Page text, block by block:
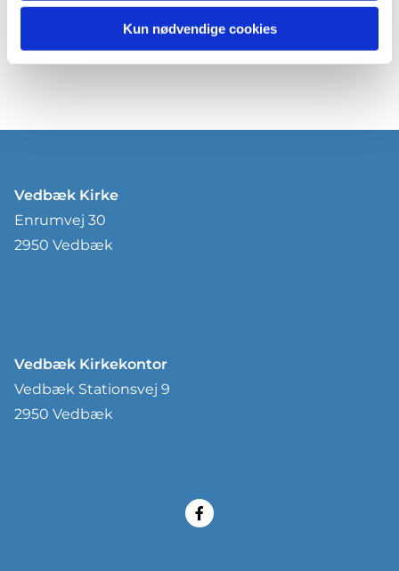
Kun nødvendige cookies
Vedbæk Kirke
Enrumvej 30
2950 Vedbæk
Vedbæk Kirkekontor
Vedbæk Stationsvej 9
2950 Vedbæk